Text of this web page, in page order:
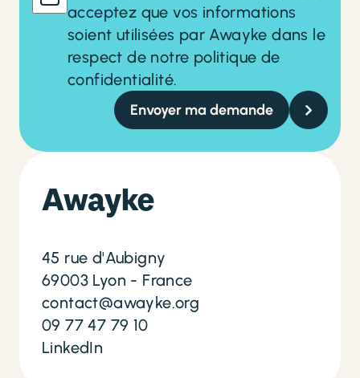
Awayke
45 rue d'Aubigny
69003 Lyon - France
contact@awayke.org
09 77 47 79 10
LinkedIn
acceptez que vos informations
soient utilisées par Awayke dans le
respect de notre politique de
confidentialité.
Envoyer ma demande